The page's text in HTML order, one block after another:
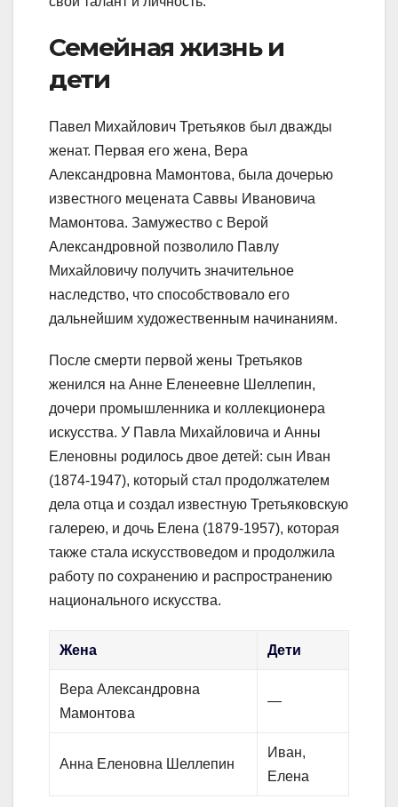
Семейная жизнь и
дети
Павел Михайлович Третьяков был дважды
женат. Первая его жена, Вера
Александровна Мамонтова, была дочерью
известного мецената Саввы Ивановича
Мамонтова. Замужество с Верой
Александровной позволило Павлу
Михайловичу получить значительное
наследство, что способствовало его
дальнейшим художественным начинаниям.
После смерти первой жены Третьяков
женился на Анне Еленеевне Шеллепин,
дочери промышленника и коллекционера
искусства. У Павла Михайловича и Анны
Еленовны родилось двое детей: сын Иван
(1874-1947), который стал продолжателем
дела отца и создал известную Третьяковскую
галерею, и дочь Елена (1879-1957), которая
также стала искусствоведом и продолжила
работу по сохранению и распространению
национального искусства.
Жена Дети
Вера Александровна
Мамонтова
—
Анна Еленовна Шеллепин
Иван,
Елена